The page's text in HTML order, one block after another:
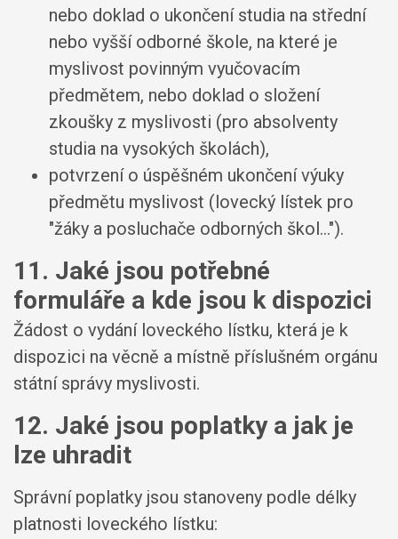
nebo doklad o ukončení studia na střední
nebo vyšší odborné škole, na které je
myslivost povinným vyučovacím
předmětem, nebo doklad o složení
zkoušky z myslivosti (pro absolventy
studia na vysokých školách),
potvrzení o úspěšném ukončení výuky
předmětu myslivost (lovecký lístek pro
"žáky a posluchače odborných škol...").
11. Jaké jsou potřebné
formuláře a kde jsou k dispozici
Žádost o vydání loveckého lístku, která je k
dispozici na věcně a místně příslušném orgánu
státní správy myslivosti.
12. Jaké jsou poplatky a jak je
lze uhradit
Správní poplatky jsou stanoveny podle délky
platnosti loveckého lístku: